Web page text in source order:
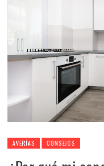
AVERÍAS CONSEJOS